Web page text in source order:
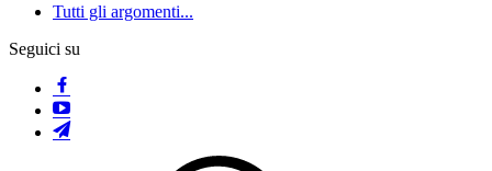
Tutti gli argomenti...
Seguici su